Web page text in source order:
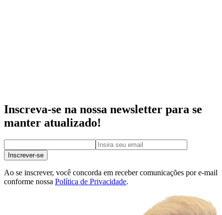
Inscreva-se na nossa newsletter para se
manter atualizado!
Inscrever-se
Ao se inscrever, você concorda em receber comunicações por e-mail
conforme nossa Política de Privacidade.